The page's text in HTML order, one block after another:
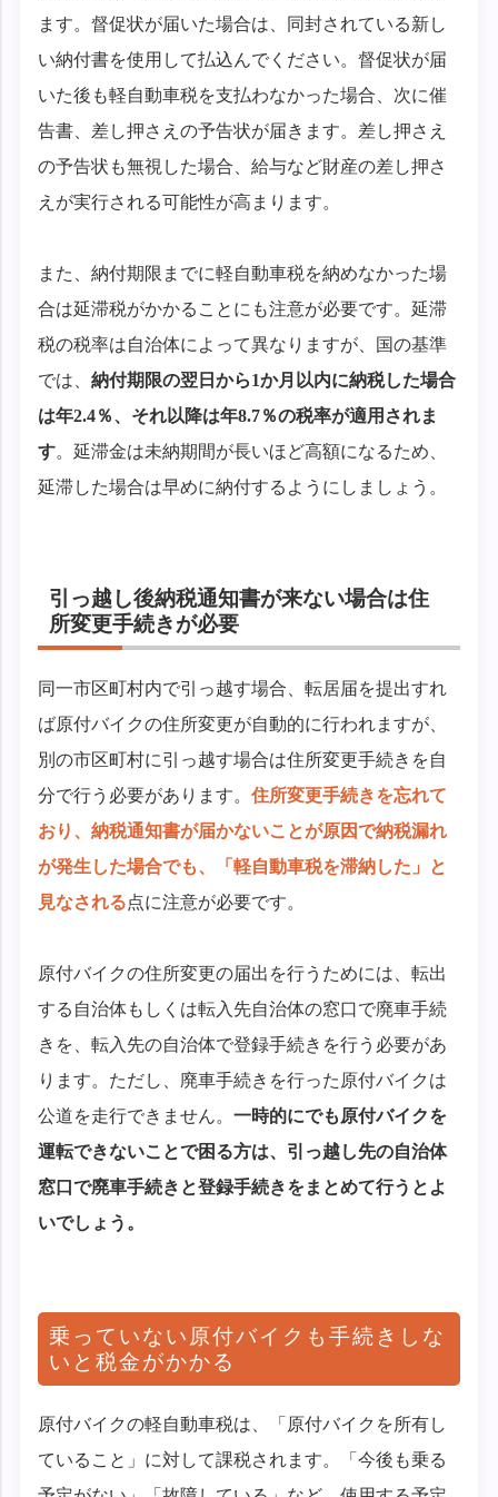
ます。督促状が届いた場合は、同封されている新し
い納付書を使用して払込んでください。督促状が届
いた後も軽自動車税を支払わなかった場合、次に催
告書、差し押さえの予告状が届きます。差し押さえ
の予告状も無視した場合、給与など財産の差し押さ
えが実行される可能性が高まります。
また、納付期限までに軽自動車税を納めなかった場
合は延滞税がかかることにも注意が必要です。延滞
税の税率は自治体によって異なりますが、国の基準
では、納付期限の翌日から1か月以内に納税した場合
は年2.4％、それ以降は年8.7％の税率が適用されま
す。延滞金は未納期間が長いほど高額になるため、
延滞した場合は早めに納付するようにしましょう。
引っ越し後納税通知書が来ない場合は住
所変更手続きが必要
同一市区町村内で引っ越す場合、転居届を提出すれ
ば原付バイクの住所変更が自動的に行われますが、
別の市区町村に引っ越す場合は住所変更手続きを自
分で行う必要があります。住所変更手続きを忘れて
おり、納税通知書が届かないことが原因で納税漏れ
が発生した場合でも、「軽自動車税を滞納した」と
見なされる点に注意が必要です。
原付バイクの住所変更の届出を行うためには、転出
する自治体もしくは転入先自治体の窓口で廃車手続
きを、転入先の自治体で登録手続きを行う必要があ
ります。ただし、廃車手続きを行った原付バイクは
公道を走行できません。一時的にでも原付バイクを
運転できないことで困る方は、引っ越し先の自治体
窓口で廃車手続きと登録手続きをまとめて行うとよ
いでしょう。
乗っていない原付バイクも手続きしな
いと税金がかかる
原付バイクの軽自動車税は、「原付バイクを所有し
ていること」に対して課税されます。「今後も乗る